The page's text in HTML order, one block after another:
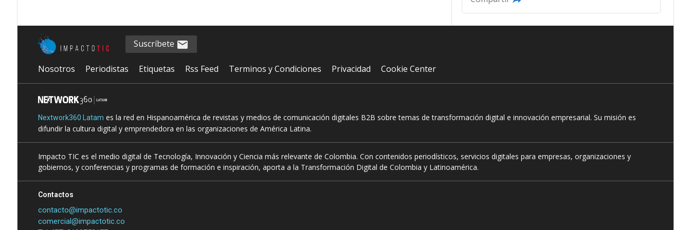
Suscríbete
Nosotros Periodistas Etiquetas Rss Feed Terminos y Condiciones Privacidad Cookie Center
Nextwork360 Latam es la red en Hispanoamérica de revistas y medios de comunicación digitales B2B sobre temas de transformación digital e innovación empresarial. Su misión es
difundir la cultura digital y emprendedora en las organizaciones de América Latina.
Impacto TIC es el medio digital de Tecnología, Innovación y Ciencia más relevante de Colombia. Con contenidos periodísticos, servicios digitales para empresas, organizaciones y
gobiernos, y conferencias y programas de formación e inspiración, aporta a la Transformación Digital de Colombia y Latinoamérica.
Contactos
contacto@impactotic.co
comercial@impactotic.co